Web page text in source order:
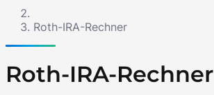
Roth-IRA-Rechner
Roth-IRA-Rechner